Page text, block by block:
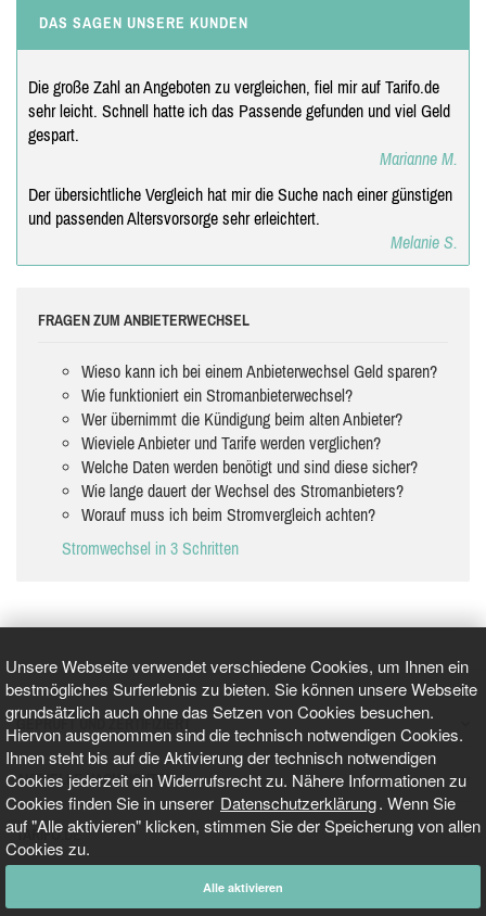
Unsere Webseite verwendet verschiedene Cookies, um Ihnen ein
bestmögliches Surferlebnis zu bieten. Sie können unsere Webseite
grundsätzlich auch ohne das Setzen von Cookies besuchen.
Hiervon ausgenommen sind die technisch notwendigen Cookies.
Ihnen steht bis auf die Aktivierung der technisch notwendigen
Cookies jederzeit ein Widerrufsrecht zu. Nähere Informationen zu
Cookies finden Sie in unserer Datenschutzerklärung. Wenn Sie
auf "Alle aktivieren" klicken, stimmen Sie der Speicherung von allen
Cookies zu.
Alle aktivieren
DAS SAGEN UNSERE KUNDEN
Die große Zahl an Angeboten zu vergleichen, fiel mir auf Tarifo.de
sehr leicht. Schnell hatte ich das Passende gefunden und viel Geld
gespart.
Marianne M.
Der übersichtliche Vergleich hat mir die Suche nach einer günstigen
und passenden Altersvorsorge sehr erleichtert.
Melanie S.
FRAGEN ZUM ANBIETERWECHSEL
Wieso kann ich bei einem Anbieterwechsel Geld sparen?
Wie funktioniert ein Stromanbieterwechsel?
Wer übernimmt die Kündigung beim alten Anbieter?
Wieviele Anbieter und Tarife werden verglichen?
Welche Daten werden benötigt und sind diese sicher?
Wie lange dauert der Wechsel des Stromanbieters?
Worauf muss ich beim Stromvergleich achten?
Stromwechsel in 3 Schritten
GEPRÜFT UND ZERTIFIZIERT
AKTUELLE NACHRICHTEN
TARIFO.DE